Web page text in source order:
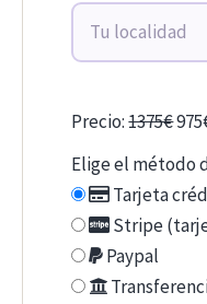
Precio:1375€
Elige el método
Tarjeta
Stripe
Paypal